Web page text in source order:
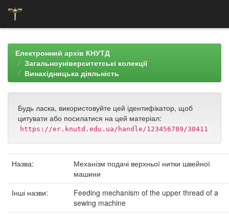
navigationЕлектронний архів КНУТД
Загальноуніверситетські колекції
Винахідницька діяльність
Будь ласка, використовуйте цей ідентифікатор, щоб
цитувати або посилатися на цей матеріал:
https://er.knutd.edu.ua/handle/123456789/30411
Назва:
Механізм подачі верхньої нитки швейної
машини
Інші назви:
Feeding mechanism of the upper thread of a
sewing machine